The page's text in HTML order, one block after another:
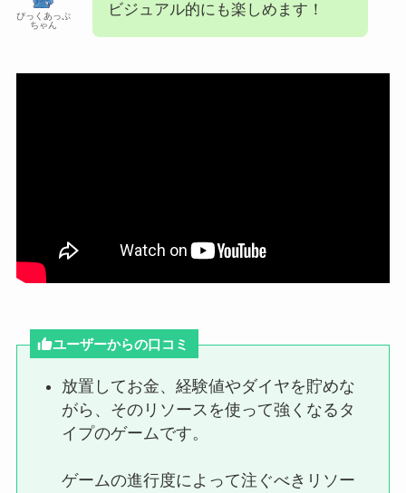
ぴっくあっぷ
ちゃん
ビジュアル的にも楽しめます！
ユーザーからの口コミ
放置してお金、経験値やダイヤを貯めな
がら、そのリソースを使って強くなるタ
イプのゲームです。
ゲームの進行度によって注ぐべきリソー